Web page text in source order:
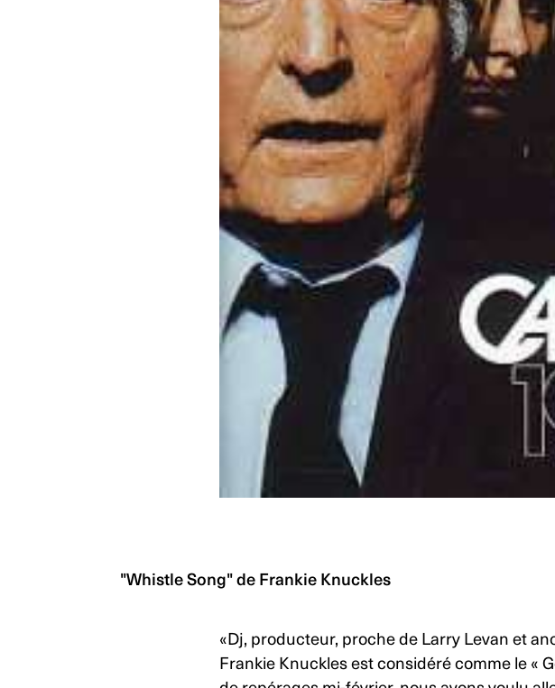
"Whistle Song" de Frankie Knuckles
«Dj, producteur, proche de Larry Levan et
Frankie Knuckles est considéré comme le «